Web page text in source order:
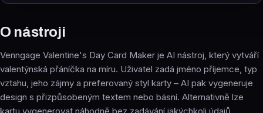
O nástroji
Venngage Valentine's Day Card Maker je AI nástroj, který vytváří
valentýnská přáníčka na míru. Uživatel zadá jméno příjemce, typ
vztahu, jeho zájmy a preferovaný styl karty – AI pak vygeneruje
design s přizpůsobeným textem nebo básní. Alternativně lze